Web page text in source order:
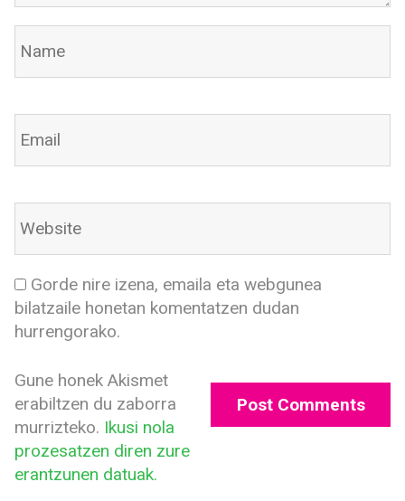
Gorde nire izena, emaila eta webgunea
bilatzaile honetan komentatzen dudan
hurrengorako.
Gune honek Akismet
erabiltzen du zaborra
murrizteko. Ikusi nola
prozesatzen diren zure
erantzunen datuak.